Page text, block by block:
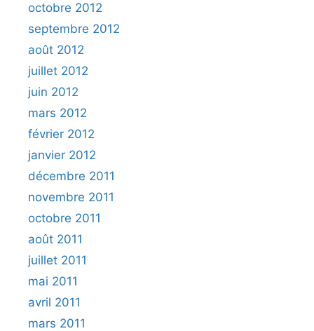
octobre 2012
septembre 2012
août 2012
juillet 2012
juin 2012
mars 2012
février 2012
janvier 2012
décembre 2011
novembre 2011
octobre 2011
août 2011
juillet 2011
mai 2011
avril 2011
mars 2011